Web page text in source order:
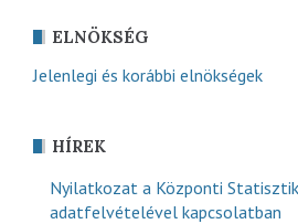
ELNÖKSÉG
Jelenlegi és korábbi elnökségek
HÍREK
Nyilatkozat a Központi
adatfelvételével kapcsolatban